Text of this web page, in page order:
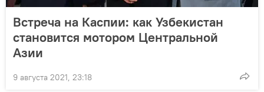
Встреча на Каспии: как Узбекистан
становится мотором Центральной
Азии
9 августа 2021, 23:18